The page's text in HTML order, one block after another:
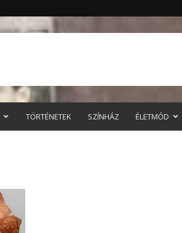
TÖRTÉNETEK SZÍNHÁZ ÉLETMÓD